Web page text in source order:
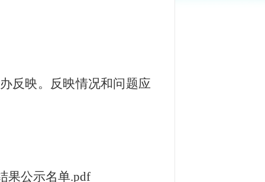
反映。反映情况和问题应
果公示名单.pdf